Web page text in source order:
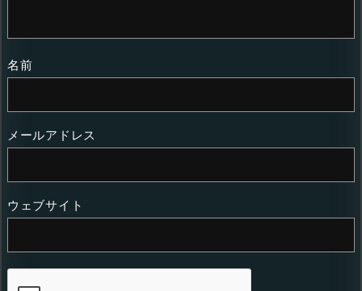
名前
メールアドレス
ウェブサイト